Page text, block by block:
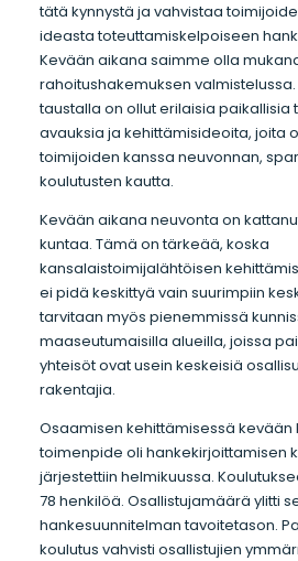
tätä kynnystä ja vahvistaa
ideasta toteuttamiskelpoiseen
Kevään aikana saimme olla
rahoitushakemuksen
taustalla on ollut erilaisia paikallisia
avauksia ja kehittämisideoita, joita
toimijoiden kanssa neuvonnan,
koulutusten kautta.
Kevään aikana neuvonta on
kuntaa. Tämä on tärkeää, koska
kansalaistoimijalähtöisen
ei pidä keskittyä vain suurimpiin
tarvitaan myös pienemmissä
maaseutumaisilla alueilla, joissa
yhteisöt ovat usein keskeisiä
rakentajia.
Osaamisen kehittämisessä kevään
toimenpide oli hankekirjoittamisen
järjestettiin helmikuussa.
78 henkilöä. Osallistujamäärä ylitti
hankesuunnitelman tavoitetason.
koulutus vahvisti osallistujien